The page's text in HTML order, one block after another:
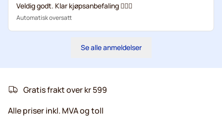
Veldig godt. Klar kjøpsanbefaling 👍🏼😊
Automatisk oversatt
Se alle anmeldelser
Gratis frakt over kr 599
Alle priser inkl. MVA og toll